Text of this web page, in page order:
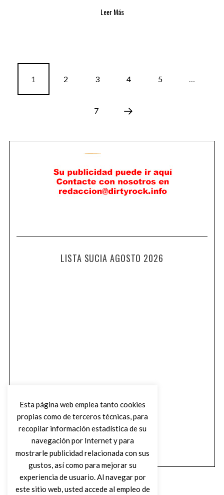
Leer Más
1 2 3 4 5 …
7
LISTA SUCIA AGOSTO 2026
Esta página web emplea tanto cookies
propias como de terceros técnicas, para
recopilar información estadística de su
navegación por Internet y para
mostrarle publicidad relacionada con sus
gustos, así como para mejorar su
experiencia de usuario. Al navegar por
este sitio web, usted accede al empleo de